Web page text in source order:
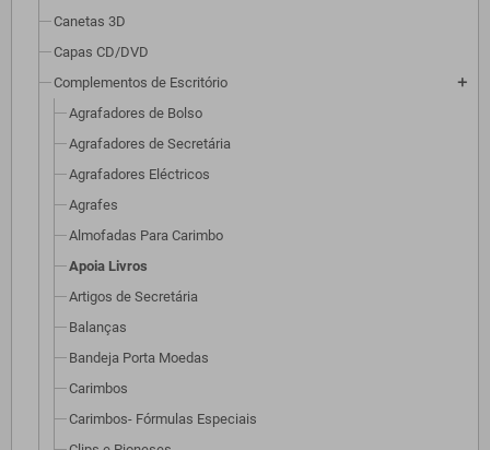
Canetas 3D
Capas CD/DVD
Complementos de Escritório
add
Agrafadores de Bolso
Agrafadores de Secretária
Agrafadores Eléctricos
Agrafes
Almofadas Para Carimbo
Apoia Livros
Artigos de Secretária
Balanças
Bandeja Porta Moedas
Carimbos
Carimbos- Fórmulas Especiais